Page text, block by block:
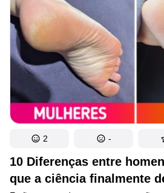
e bem-estar.
10 Diferenças entre
que a ciência finalmente
2 -